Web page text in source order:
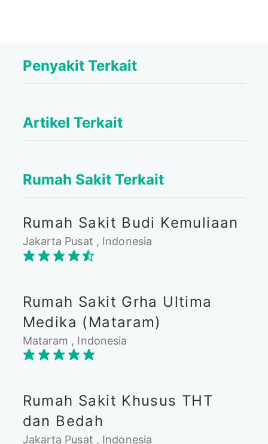
Penyakit Terkait
Artikel Terkait
Rumah Sakit Terkait
Rumah Sakit Budi Kemuliaan
Jakarta Pusat , Indonesia
Rumah Sakit Grha Ultima
Medika (Mataram)
Mataram , Indonesia
Rumah Sakit Khusus THT
dan Bedah
Jakarta Pusat , Indonesia